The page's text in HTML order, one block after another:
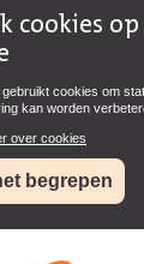
cookies op
cookies om
kan worden
over cookies
begrepen